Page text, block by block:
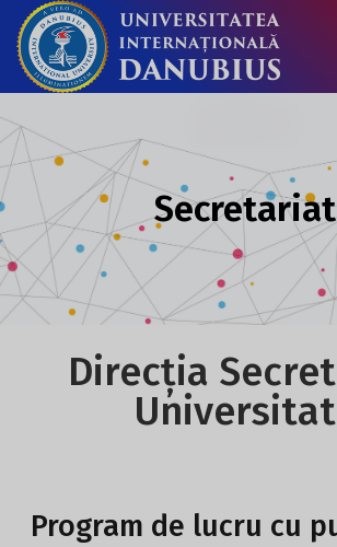
Secretariat
Direcția
Program de lucru cu